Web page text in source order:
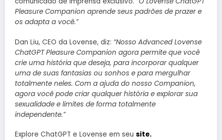
Pleasure Companion aprende seus padrões de prazer e
os adapta a você.”
Dan Liu, CEO da Lovense, diz: “Nosso Advanced Lovense
ChatGPT Pleasure Companion agora permite que você
crie uma história que deseja, para incorporar qualquer
uma de suas fantasias ou sonhos e para mergulhar
totalmente neles. Com a ajuda do nosso Companion,
agora você pode criar qualquer história e explorar sua
sexualidade e limites de forma totalmente
independente.”
Explore ChatGPT e Lovense em seu site.